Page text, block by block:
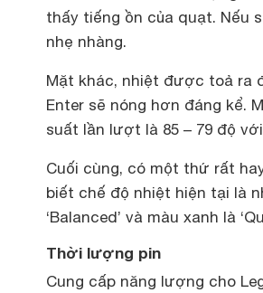
thấy tiếng ồn của quạt. Nếu
nhẹ nhàng.
Mặt khác, nhiệt được toả ra
Enter sẽ nóng hơn đáng kể.
suất lần lượt là 85 – 79 độ với
Cuối cùng, có một thứ rất
biết chế độ nhiệt hiện tại là
‘Balanced’ và màu xanh là
Thời lượng pin
Cung cấp năng lượng cho